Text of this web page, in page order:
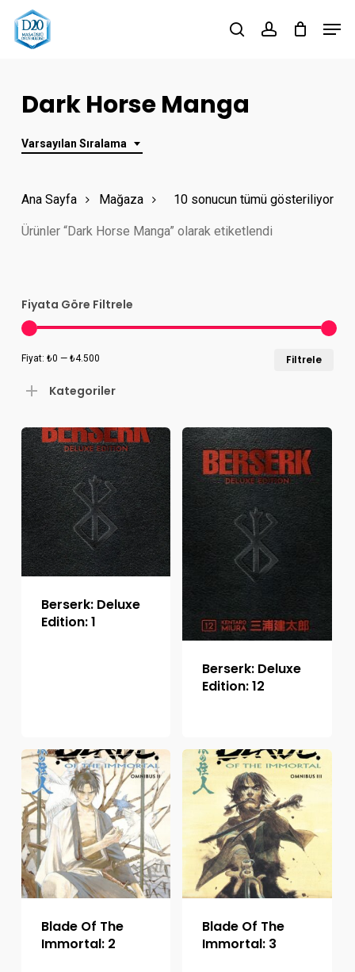
Skip
searchaccount
Dark Horse Manga
Varsayılan Sıralama
10 sonucun tümü gösteriliyor
Ana Sayfa Mağaza
Ürünler “Dark Horse Manga” olarak etiketlendi
Fiyata Göre Filtrele
Filtrele
Fiyat: ₺0 — ₺4.500
Kategoriler
Berserk: Deluxe
Edition: 1
Berserk: Deluxe
Edition: 12
Blade Of The
Immortal: 2
Blade Of The
Immortal: 3